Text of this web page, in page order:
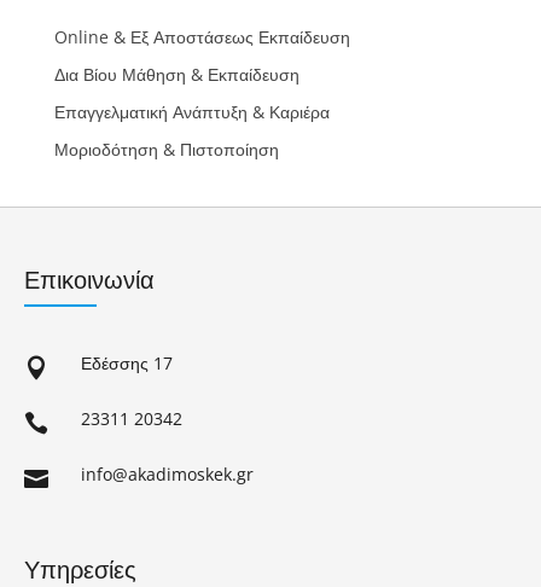
Online & Εξ Αποστάσεως Εκπαίδευση
Δια Βίου Μάθηση & Εκπαίδευση
Επαγγελματική Ανάπτυξη & Καριέρα
Μοριοδότηση & Πιστοποίηση
Επικοινωνία
 Εδέσσης 17
 23311 20342
 info@akadimoskek.gr
Υπηρεσίες